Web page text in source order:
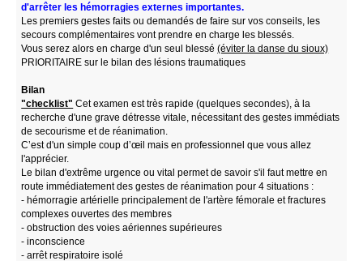
d'arrêter les hémorragies externes importantes.
Les premiers gestes faits ou demandés de faire sur vos conseils, les
secours complémentaires vont prendre en charge les blessés.
Vous serez alors en charge d'un seul blessé(éviter la danse du sioux)
PRIORITAIRE sur le bilan des lésions traumatiques
Bilan
"checklist" Cet examen est très rapide (quelques secondes), à la
recherche d'une grave détresse vitale, nécessitant des gestes immédiats
de secourisme et de réanimation.
C’est d'un simple coup d’œil mais en professionnel que vous allez
l'apprécier.
Le bilan d'extrême urgence ou vital permet de savoir s'il faut mettre en
route immédiatement des gestes de réanimation pour 4 situations :
- hémorragie artérielle principalement de l'artère fémorale et fractures
complexes ouvertes des membres
- obstruction des voies aériennes supérieures
- inconscience
- arrêt respiratoire isolé